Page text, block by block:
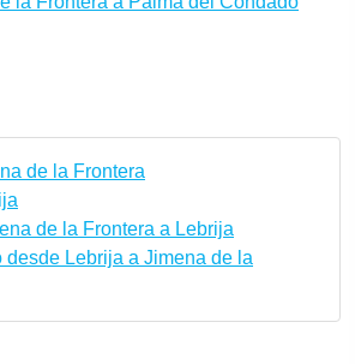
de la Frontera
de la Frontera a Lebrija
desde Lebrija a Jimena de la